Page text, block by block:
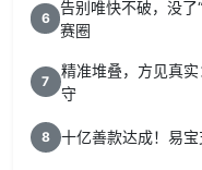
6
告别唯快不破，没了
赛圈
7
精准堆叠，方见真
守
8 十亿善款达成！易